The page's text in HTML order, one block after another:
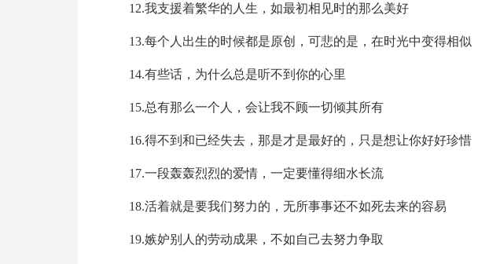
12.我支援着繁华的人生，如最初相见时的那么美好
13.每个人出生的时候都是原创，可悲的是，在时光中变得相似
14.有些话，为什么总是听不到你的心里
15.总有那么一个人，会让我不顾一切倾其所有
16.得不到和已经失去，那是才是最好的，只是想让你好好珍惜
17.一段轰轰烈烈的爱情，一定要懂得细水长流
18.活着就是要我们努力的，无所事事还不如死去来的容易
19.嫉妒别人的劳动成果，不如自己去努力争取